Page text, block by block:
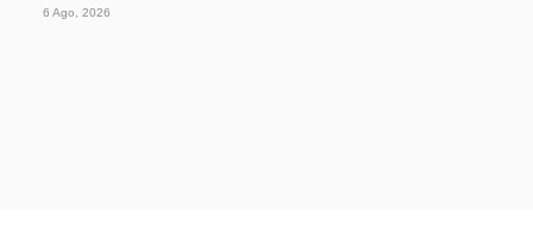
6 Ago, 2026